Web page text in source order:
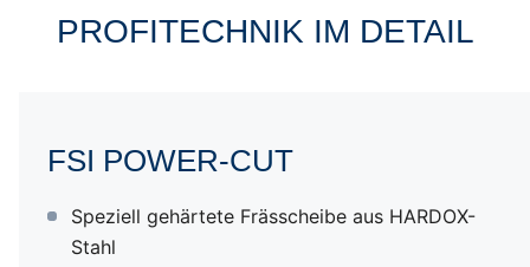
PROFITECHNIK IM DETAIL
FSI POWER-CUT
Speziell gehärtete Frässcheibe aus HARDOX-
Stahl